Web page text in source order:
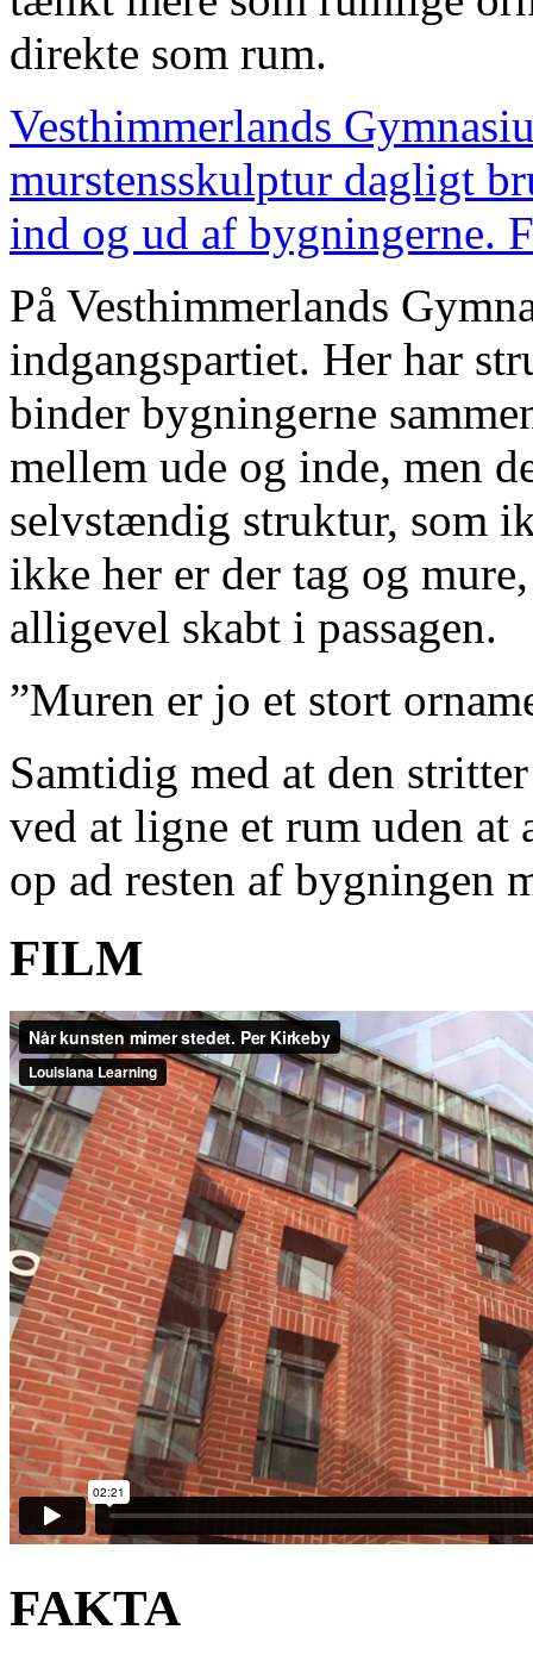
direkte som rum.
Vesthimmerlands
murstensskulptur dagligt
ind og ud af bygningerne.
På Vesthimmerlands
indgangspartiet. Her har
binder bygningerne
mellem ude og inde, men
selvstændig struktur, som
ikke her er der tag og
alligevel skabt i passagen.
”Muren er jo et stort
Samtidig med at den
ved at ligne et rum uden
op ad resten af bygningen
FILM
FAKTA